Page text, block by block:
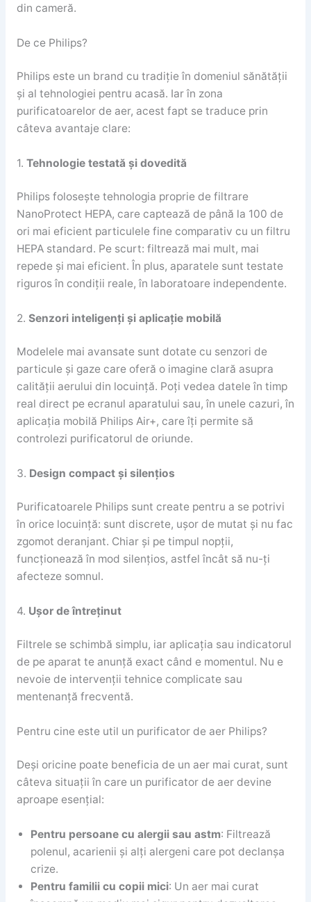
din cameră.
De ce Philips?
Philips este un brand cu tradiție în domeniul sănătății
și al tehnologiei pentru acasă. Iar în zona
purificatoarelor de aer, acest fapt se traduce prin
câteva avantaje clare:
1. Tehnologie testată și dovedită
Philips folosește tehnologia proprie de filtrare
NanoProtect HEPA, care captează de până la 100 de
ori mai eficient particulele fine comparativ cu un filtru
HEPA standard. Pe scurt: filtrează mai mult, mai
repede și mai eficient. În plus, aparatele sunt testate
riguros în condiții reale, în laboratoare independente.
2. Senzori inteligenți și aplicație mobilă
Modelele mai avansate sunt dotate cu senzori de
particule și gaze care oferă o imagine clară asupra
calității aerului din locuință. Poți vedea datele în timp
real direct pe ecranul aparatului sau, în unele cazuri, în
aplicația mobilă Philips Air+, care îți permite să
controlezi purificatorul de oriunde.
3. Design compact și silențios
Purificatoarele Philips sunt create pentru a se potrivi
în orice locuință: sunt discrete, ușor de mutat și nu fac
zgomot deranjant. Chiar și pe timpul nopții,
funcționează în mod silențios, astfel încât să nu-ți
afecteze somnul.
4. Ușor de întreținut
Filtrele se schimbă simplu, iar aplicația sau indicatorul
de pe aparat te anunță exact când e momentul. Nu e
nevoie de intervenții tehnice complicate sau
mentenanță frecventă.
Pentru cine este util un purificator de aer Philips?
Deși oricine poate beneficia de un aer mai curat, sunt
câteva situații în care un purificator de aer devine
aproape esențial:
Pentru persoane cu alergii sau astm: Filtrează
polenul, acarienii și alți alergeni care pot declanșa
crize.
Pentru familii cu copii mici: Un aer mai curat